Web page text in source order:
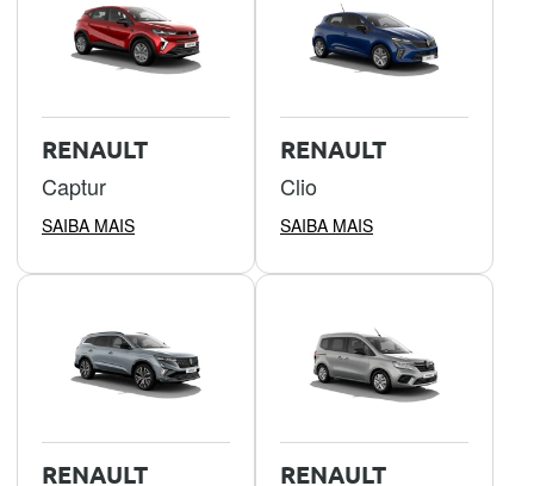
RENAULT
Captur
SAIBA MAIS
RENAULT
Clio
SAIBA MAIS
RENAULT RENAULT